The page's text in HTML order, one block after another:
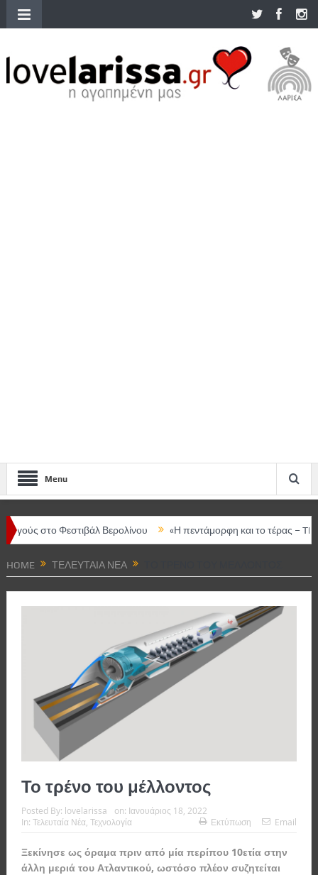
Menu
Φεστιβάλ Βερολίνου «Η πεντάμορφη και το τέρας – The
HOME ΤΕΛΕΥΤΑΊΑ ΝΈΑ
Το τρένο του μέλλοντος
Posted By: lovelarissa on: Ιανουάριος 18, 2022
In: Τελευταία Νέα Τεχνολογία Εκτύπωση Email
Ξεκίνησε ως όραμα πριν από μία περίπου 10ετία στην
άλλη μεριά του Ατλαντικού, ωστόσο πλέον συζητείται